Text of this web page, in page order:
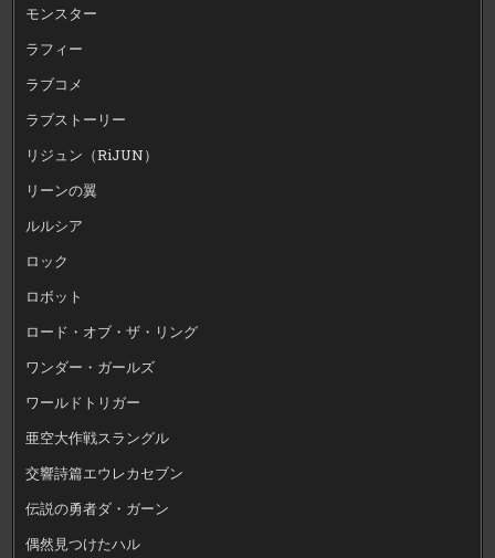
モンスター
ラフィー
ラブコメ
ラブストーリー
リジュン（RiJUN）
リーンの翼
ルルシア
ロック
ロボット
ロード・オブ・ザ・リング
ワンダー・ガールズ
ワールドトリガー
亜空大作戦スラングル
交響詩篇エウレカセブン
伝説の勇者ダ・ガーン
偶然見つけたハル